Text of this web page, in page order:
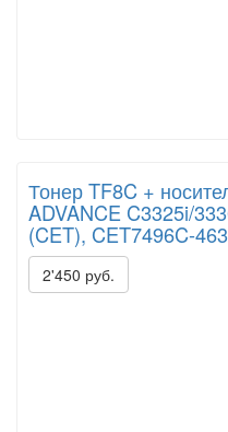
Тонер TF8C +
ADVANCE C3325i/
(CET), CET7496C-
2'450 руб.